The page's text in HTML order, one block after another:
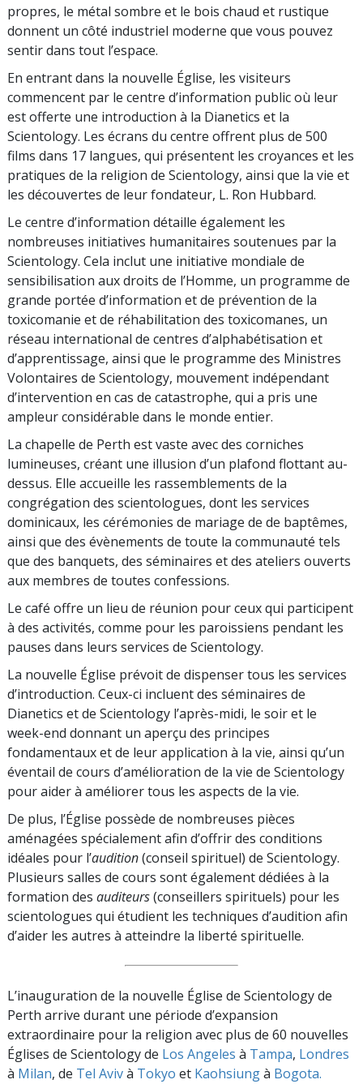
propres, le métal sombre et le bois chaud et rustique
donnent un côté industriel moderne que vous pouvez
sentir dans tout l’espace.
En entrant dans la nouvelle Église, les visiteurs
commencent par le centre d’information public où leur
est offerte une introduction à la Dianetics et la
Scientology. Les écrans du centre offrent plus de 500
films dans 17 langues, qui présentent les croyances et les
pratiques de la religion de Scientology, ainsi que la vie et
les découvertes de leur fondateur, L. Ron Hubbard.
Le centre d’information détaille également les
nombreuses initiatives humanitaires soutenues par la
Scientology. Cela inclut une initiative mondiale de
sensibilisation aux droits de l’Homme, un programme de
grande portée d’information et de prévention de la
toxicomanie et de réhabilitation des toxicomanes, un
réseau international de centres d’alphabétisation et
d’apprentissage, ainsi que le programme des Ministres
Volontaires de Scientology, mouvement indépendant
d’intervention en cas de catastrophe, qui a pris une
ampleur considérable dans le monde entier.
La chapelle de Perth est vaste avec des corniches
lumineuses, créant une illusion d’un plafond flottant au-
dessus. Elle accueille les rassemblements de la
congrégation des scientologues, dont les services
dominicaux, les cérémonies de mariage de de baptêmes,
ainsi que des évènements de toute la communauté tels
que des banquets, des séminaires et des ateliers ouverts
aux membres de toutes confessions.
Le café offre un lieu de réunion pour ceux qui participent
à des activités, comme pour les paroissiens pendant les
pauses dans leurs services de Scientology.
La nouvelle Église prévoit de dispenser tous les services
d’introduction. Ceux-ci incluent des séminaires de
Dianetics et de Scientology l’après-midi, le soir et le
week-end donnant un aperçu des principes
fondamentaux et de leur application à la vie, ainsi qu’un
éventail de cours d’amélioration de la vie de Scientology
pour aider à améliorer tous les aspects de la vie.
De plus, l’Église possède de nombreuses pièces
aménagées spécialement afin d’offrir des conditions
idéales pour l’audition(conseil spirituel) de Scientology.
Plusieurs salles de cours sont également dédiées à la
formation des auditeurs(conseillers spirituels) pour les
scientologues qui étudient les techniques d’audition afin
d’aider les autres à atteindre la liberté spirituelle.
L’inauguration de la nouvelle Église de Scientology de
Perth arrive durant une période d’expansion
extraordinaire pour la religion avec plus de 60 nouvelles
Églises de Scientology de Los Angeles à Tampa, Londres
à Milan, de Tel Avivà Tokyo et Kaohsiungà Bogota.